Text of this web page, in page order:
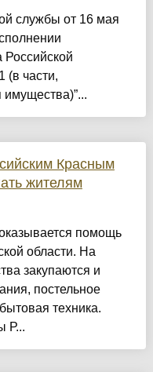
службы от 16 мая
Российской
(в части,
Красным
жителям
помощь
области. На
закупаются и
постельное
техника.
Р...